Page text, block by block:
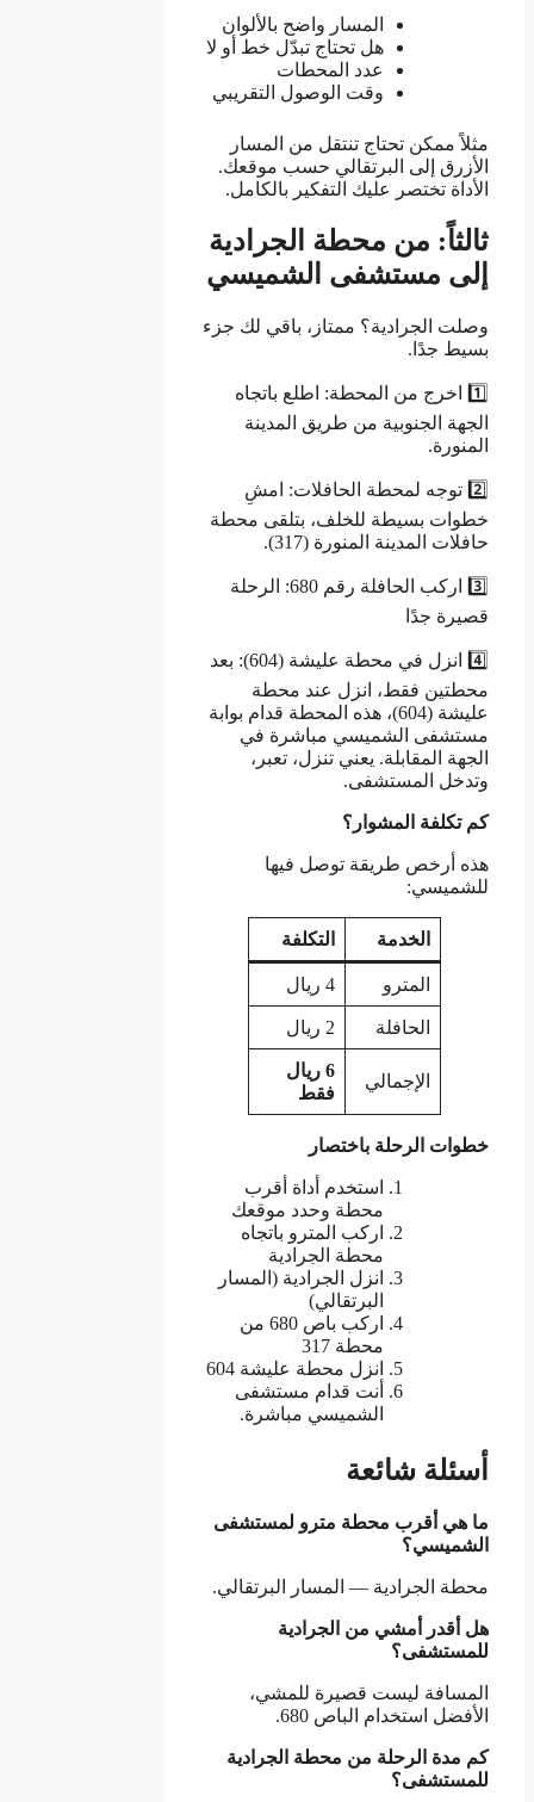
المسار واضح بالألوان
هل تحتاج تبدّل خط أو لا
عدد المحطات
وقت الوصول التقريبي
مثلاً ممكن تحتاج تنتقل من المسار
الأزرق إلى البرتقالي حسب موقعك.
الأداة تختصر عليك التفكير بالكامل.
ثالثاً: من محطة الجرادية
إلى مستشفى الشميسي
وصلت الجرادية؟ ممتاز، باقي لك جزء
بسيط جدًا.
1️⃣ اخرج من المحطة: اطلع باتجاه
الجهة الجنوبية من طريق المدينة
المنورة.
2️⃣ توجه لمحطة الحافلات: امشِ
خطوات بسيطة للخلف، بتلقى محطة
حافلات المدينة المنورة (317).
3️⃣ اركب الحافلة رقم 680: الرحلة
قصيرة جدًا
4️⃣ انزل في محطة عليشة (604): بعد
محطتين فقط، انزل عند محطة
عليشة (604)، هذه المحطة قدام بوابة
مستشفى الشميسي مباشرة في
الجهة المقابلة. يعني تنزل، تعبر،
وتدخل المستشفى.
كم تكلفة المشوار؟
هذه أرخص طريقة توصل فيها
للشميسي:
الخدمة التكلفة
المترو 4 ريال
الحافلة 2 ريال
الإجمالي
6 ريال
فقط
خطوات الرحلة باختصار
استخدم أداة أقرب
محطة وحدد موقعك
اركب المترو باتجاه
محطة الجرادية
انزل الجرادية (المسار
البرتقالي)
اركب باص 680 من
محطة 317
انزل محطة عليشة 604
أنت قدام مستشفى
الشميسي مباشرة.
أسئلة شائعة
ما هي أقرب محطة مترو لمستشفى
الشميسي؟
محطة الجرادية — المسار البرتقالي.
هل أقدر أمشي من الجرادية
للمستشفى؟
المسافة ليست قصيرة للمشي،
الأفضل استخدام الباص 680.
كم مدة الرحلة من محطة الجرادية
للمستشفى؟